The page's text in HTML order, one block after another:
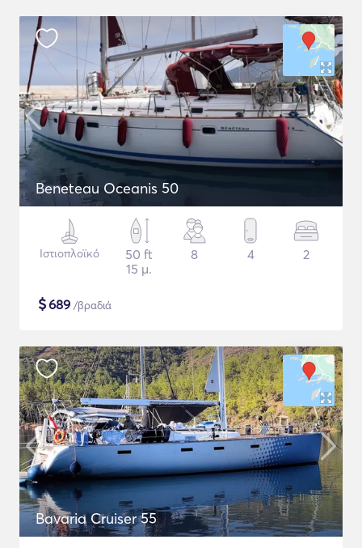
Beneteau Oceanis 50
Ιστιοπλοϊκό
50 ft
15 μ.
8 4 2
$689 /βραδιά
Bavaria Cruiser 55